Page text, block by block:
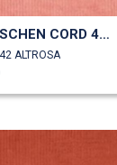
GEWASCHEN CORD 4.5W
ALTROSA